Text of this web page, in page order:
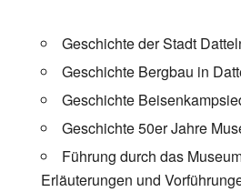
Geschichte der Stadt
Geschichte Bergbau in
Geschichte
Geschichte 50er Jahre
Führung durch das
Erläuterungen und